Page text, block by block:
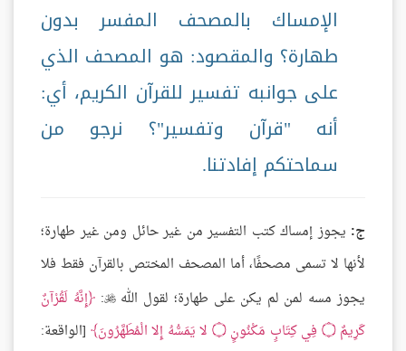
الإمساك بالمصحف المفسر بدون
طهارة؟ والمقصود: هو المصحف الذي
على جوانبه تفسير للقرآن الكريم، أي:
أنه "قرآن وتفسير"؟ نرجو من
سماحتكم إفادتنا.
ج: يجوز إمساك كتب التفسير من غير حائل ومن غير طهارة؛
لأنها لا تسمى مصحفًا، أما المصحف المختص بالقرآن فقط فلا
يجوز مسه لمن لم يكن على طهارة؛ لقول الله
: إِنَّهُ لَقُرْآنٌ
كَرِيمٌ۝ فِي كِتَابٍ مَكْنُونٍ۝ لا يَمَسُّهُ إِلا الْمُطَهَّرُونَ [الواقعة: